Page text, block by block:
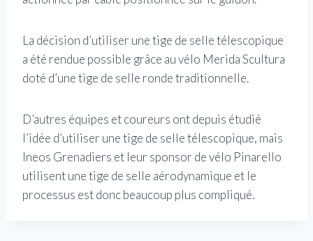
La décision d’utiliser une tige de selle télescopique
a été rendue possible grâce au vélo Merida Scultura
doté d’une tige de selle ronde traditionnelle.
D’autres équipes et coureurs ont depuis étudié
l’idée d’utiliser une tige de selle télescopique, mais
Ineos Grenadiers et leur sponsor de vélo Pinarello
utilisent une tige de selle aérodynamique et le
processus est donc beaucoup plus compliqué.